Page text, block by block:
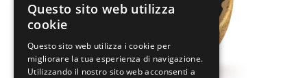
Questo sito web utilizza
cookie
Questo sito web utilizza i cookie per
migliorare la tua esperienza di navigazione.
Utilizzando il nostro sito web acconsenti a